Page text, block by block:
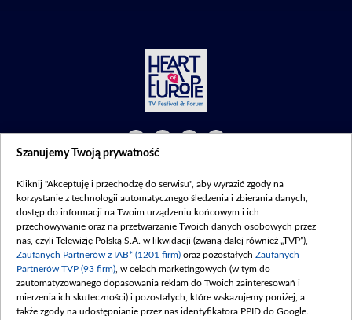
©2026 Telewizja Polska S. A. w likwidacji
Regulamin|Polityka prywatności|Moje zgody
Szanujemy Twoją prywatność
Kliknij "Akceptuję i przechodzę do serwisu", aby wyrazić zgody na
korzystanie z technologii automatycznego śledzenia i zbierania danych,
dostęp do informacji na Twoim urządzeniu końcowym i ich
przechowywanie oraz na przetwarzanie Twoich danych osobowych przez
nas, czyli Telewizję Polską S.A. w likwidacji (zwaną dalej również „TVP”),
Zaufanych Partnerów z IAB* (1201 firm) oraz pozostałych Zaufanych
Partnerów TVP (93 firm) , w celach marketingowych (w tym do
zautomatyzowanego dopasowania reklam do Twoich zainteresowań i
mierzenia ich skuteczności) i pozostałych, które wskazujemy poniżej, a
także zgody na udostępnianie przez nas identyfikatora PPID do Google.